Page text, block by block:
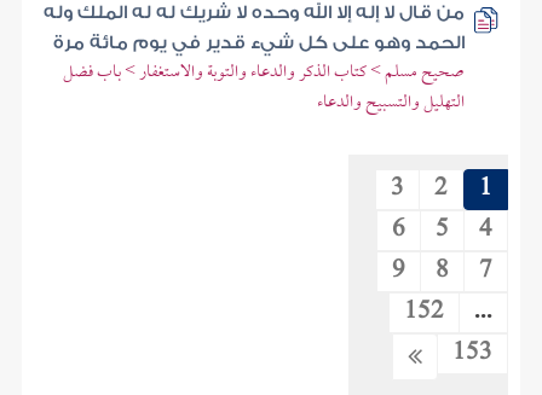
من قال لا إله إلا الله وحده لا شريك له له الملك وله
الحمد وهو على كل شيء قدير في يوم مائة مرة
صحيح مسلم > كتاب الذكر والدعاء والتوبة والاستغفار > باب فضل
التهليل والتسبيح والدعاء
1
2
3
4
5
6
7
8
9
...
152
153